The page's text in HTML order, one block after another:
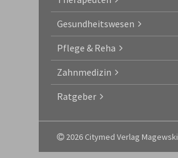
Gesundheitswesen
Pflege & Reha
Zahnmedizin
Ratgeber
2026 Citymed Verlag Magewski